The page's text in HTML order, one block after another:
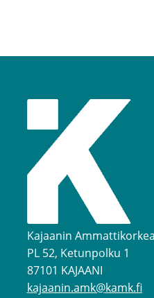
Kajaanin
PL 52, Ketunpolku 1
87101 KAJAANI
kajaanin.amk@kamk.fi